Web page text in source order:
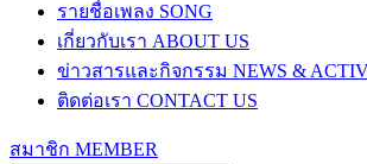
รายชื่อเพลง SONG
เกี่ยวกับเรา ABOUT US
ข่าวสารและกิจกรรม NEWS &
ติดต่อเรา CONTACT US
สมาชิก MEMBER